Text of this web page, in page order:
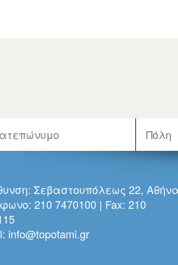
Σεβαστουπόλεως 22,
210 7470100 | Fax: 210
info@topotami.gr